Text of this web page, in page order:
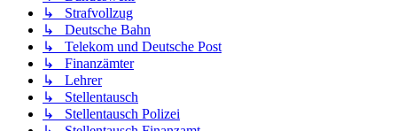
↳ Strafvollzug
↳ Deutsche Bahn
↳ Telekom und Deutsche Post
↳ Finanzämter
↳ Lehrer
↳ Stellentausch
↳ Stellentausch Polizei